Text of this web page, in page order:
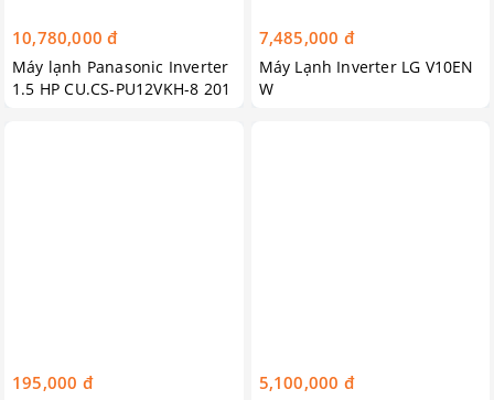
10,780,000 đ
Máy lạnh Panasonic Inverter
1.5 HP CU.CS-PU12VKH-8 201
7,485,000 đ
Máy Lạnh Inverter LG V10EN
W
195,000 đ 5,100,000 đ